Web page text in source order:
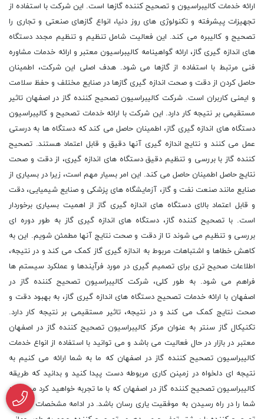
ارائه خدمات کالیبراسیون و تصحیح کننده گازها است. این شرکت با استفاده از
تجهیزات پیشرفته و تکنولوژی های روز دنیا، انواع گازهای صنعتی و تجاری را
تصحیح و کالیبره می کند. این فعالیت شامل تنظیم و تنظیم مجدد دستگاه
های اندازه گیری گاز، ارائه گواهینامه کالیبراسیون معتبر و ارائه خدمات مشاوره
فنی مرتبط با استفاده از گازها می شود. هدف اصلی این شرکت، اطمینان
حاصل کردن از دقت و صحت اندازه گیری گازها در صنایع مختلف و حفظ سلامت
و ایمنی کاربران است. شرکت کالیبراسیون تصحیح کننده گاز در اصفهان تاثیر
مستقیمی بر نتیجه کار دارد. این شرکت با ارائه خدمات تصحیح و کالیبراسیون
دستگاه های اندازه گیری گاز، اطمینان حاصل می کند که دستگاه ها به درستی
عمل می کنند و نتایج اندازه گیری آنها دقیق و قابل اعتماد هستند. تصحیح
کننده گاز با بررسی و تنظیم دقیق دستگاه های اندازه گیری، از دقت و صحت
نتایج حاصل اطمینان حاصل می کند. این امر بسیار مهم است، زیرا در بسیاری از
صنایع مانند صنعت نفت و گاز، آزمایشگاه های پزشکی و صنایع شیمیایی، دقت
و قابل اعتماد بالای دستگاه های اندازه گیری گاز از اهمیت بسیاری برخوردار
است. با تصحیح کننده گاز، دستگاه های اندازه گیری گاز به طور دوره ای
بررسی و تنظیم می شوند تا از دقت و صحت نتایج آنها مطمئن شویم. این به
کاهش خطاها و اشتباهات مربوط به اندازه گیری گاز کمک می کند و در نتیجه،
اطلاعات صحیح تری برای تصمیم گیری در مورد فرآیندها و عملکرد سیستم ها
فراهم می شود. به طور کلی، شرکت کالیبراسیون تصحیح کننده گاز در
اصفهان با ارائه خدمات تصحیح دستگاه های اندازه گیری گاز، به بهبود دقت و
صحت نتایج کمک می کند و در نتیجه، تاثیر مستقیمی بر نتیجه کار دارد.
تکنیکال گاز سنتر به عنوان مرکز کالیبراسیون تصحیح کننده گاز در اصفهان
معتبر در بازار در حال فعالیت می باشد و می توانید با استفاده از انواع خدمات
کالیبراسیون تصحیح کننده گاز در اصفهان که ما به شما ارائه می کنیم به
نتیجه ای دلخواه در زمینن کاری مربوطه دست پیدا کنید و بدانید که طریقه
کالیبراسیون تصحیح کننده گاز در اصفهان که با ما تجربه خواهید کرد می تواند
شما را در راه رسیدن به موفقیت یاری رسان باشد. در ادامه مشخصات دستگاه